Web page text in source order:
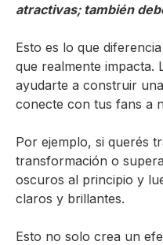
atractivas; también
Esto es lo que
que realmente impacta.
ayudarte a construir
conecte con tus fans a
Por ejemplo, si querés
transformación o
oscuros al principio y
claros y brillantes.
Esto no solo crea un